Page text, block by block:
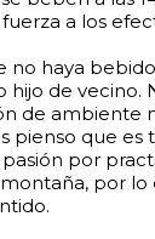
a los
no haya
de vecino.
de ambiente
pienso que
por
por